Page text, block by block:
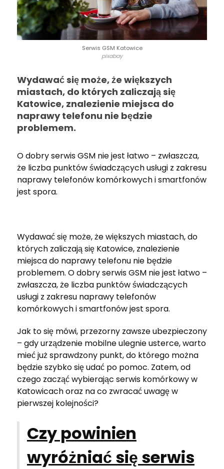
Serwis GSM Katowice
pixabay
Wydawać się może, że większych
miastach, do których zaliczają się
Katowice, znalezienie miejsca do
naprawy telefonu nie będzie
problemem.
O dobry serwis GSM nie jest łatwo – zwłaszcza,
że liczba punktów świadczących usługi z zakresu
naprawy telefonów komórkowych i smartfonów
jest spora.
Wydawać się może, że większych miastach, do
których zaliczają się Katowice, znalezienie
miejsca do naprawy telefonu nie będzie
problemem. O dobry serwis GSM nie jest łatwo –
zwłaszcza, że liczba punktów świadczących
usługi z zakresu naprawy telefonów
komórkowych i smartfonów jest spora.
Jak to się mówi, przezorny zawsze ubezpieczony
– gdy urządzenie mobilne ulegnie usterce, warto
mieć już sprawdzony punkt, do którego można
będzie szybko się udać po pomoc. Zatem, od
czego zacząć wybierając serwis komórkowy w
Katowicach oraz na co zwracać uwagę w
pierwszej kolejności?
Czy powinien
wyróżniać się serwis